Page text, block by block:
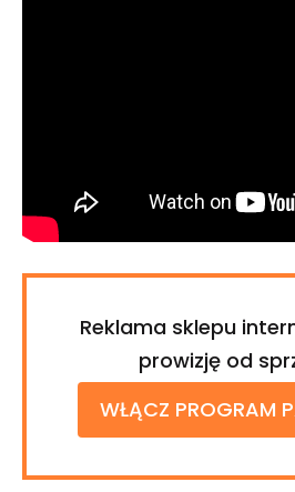
Reklama sklepu
prowizję od
WŁĄCZ PROGRAM